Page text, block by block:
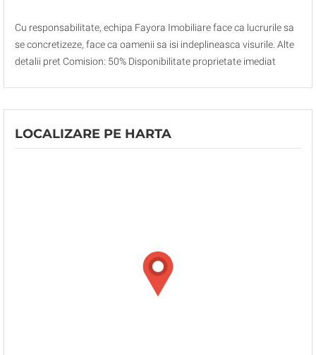
Cu responsabilitate, echipa Fayora Imobiliare face ca lucrurile sa
se concretizeze, face ca oamenii sa isi indeplineasca visurile. Alte
detalii pret Comision: 50% Disponibilitate proprietate imediat
LOCALIZARE PE HARTA